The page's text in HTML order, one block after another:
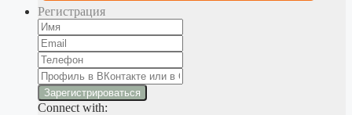
Регистрация
Connect with: